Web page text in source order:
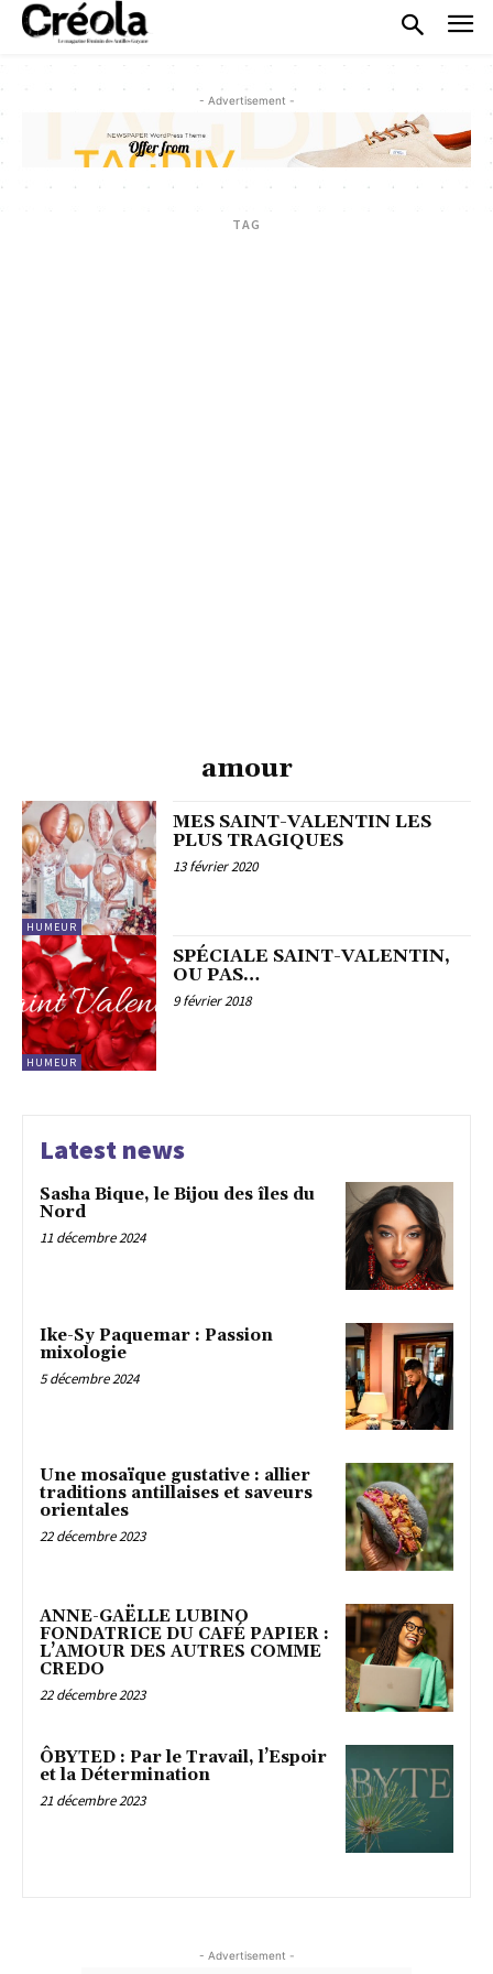
- Advertisement -
TAG
amour
HUMEUR
MES SAINT-VALENTIN LES
PLUS TRAGIQUES
13 février 2020
HUMEUR
SPÉCIALE SAINT-VALENTIN,
OU PAS…
9 février 2018
Latest news
Sasha Bique, le Bijou des îles du
Nord
11 décembre 2024
Ike-Sy Paquemar : Passion
mixologie
5 décembre 2024
Une mosaïque gustative : allier
traditions antillaises et saveurs
orientales
22 décembre 2023
ANNE-GAËLLE LUBINO
FONDATRICE DU CAFÉ PAPIER :
L’AMOUR DES AUTRES COMME
CREDO
22 décembre 2023
ÔBYTED : Par le Travail, l’Espoir
et la Détermination
21 décembre 2023
- Advertisement -